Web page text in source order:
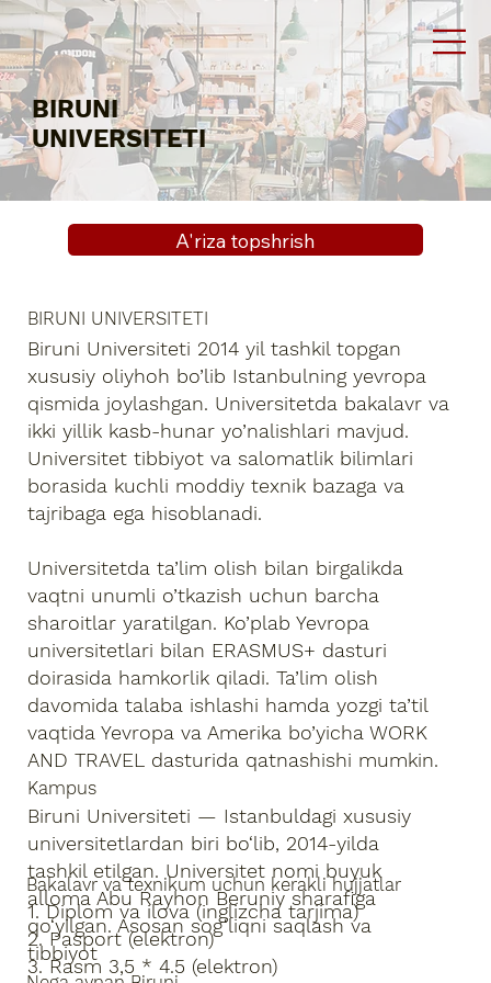
BIRUNI
UNIVERSITETI
BIRUNI UNIVERSITETI
Biruni Universiteti 2014 yil tashkil topgan
xususiy oliyhoh bo’lib Istanbulning yevropa
qismida joylashgan. Universitetda bakalavr va
ikki yillik kasb-hunar yo’nalishlari mavjud.
Universitet tibbiyot va salomatlik bilimlari
borasida kuchli moddiy texnik bazaga va
tajribaga ega hisoblanadi.
Universitetda ta’lim olish bilan birgalikda
vaqtni unumli o’tkazish uchun barcha
sharoitlar yaratilgan. Ko’plab Yevropa
universitetlari bilan ERASMUS+ dasturi
doirasida hamkorlik qiladi. Ta’lim olish
davomida talaba ishlashi hamda yozgi ta’til
vaqtida Yevropa va Amerika bo’yicha WORK
AND TRAVEL dasturida qatnashishi mumkin.
Kampus
Biruni Universiteti — Istanbuldagi xususiy
universitetlardan biri bo‘lib, 2014-yilda
tashkil etilgan. Universitet nomi buyuk
alloma Abu Rayhon Beruniy sharafiga
qo‘yilgan. Asosan sog‘liqni saqlash va
tibbiyot
A'riza topshrish
Bakalavr va texnikum uchun kerakli hujjatlar
1. Diplom va ilova (inglizcha tarjima)
2. Pasport (elektron)
3. Rasm 3,5 * 4.5 (elektron)